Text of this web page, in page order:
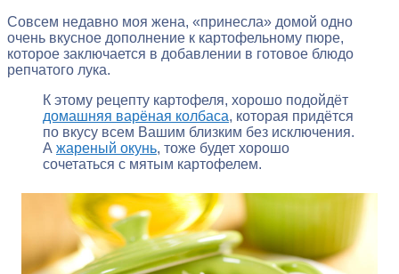
Совсем недавно моя жена, «принесла» домой одно
очень вкусное дополнение к картофельному пюре,
которое заключается в добавлении в готовое блюдо
репчатого лука.
К этому рецепту картофеля, хорошо подойдёт
домашняя варёная колбаса, которая придётся
по вкусу всем Вашим близким без исключения.
А жареный окунь, тоже будет хорошо
сочетаться с мятым картофелем.